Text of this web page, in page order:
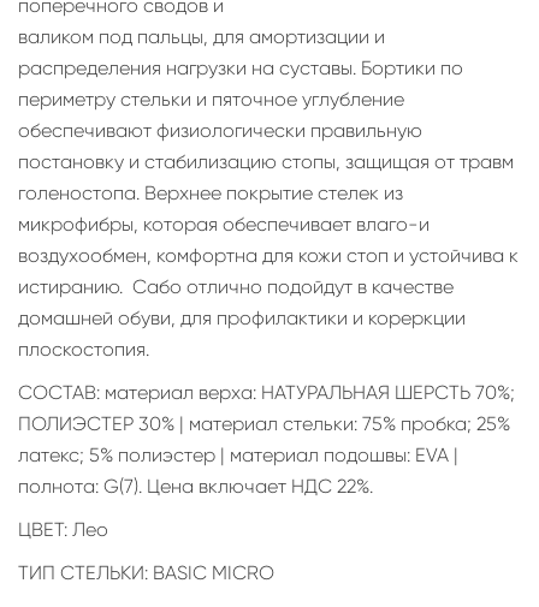
поперечного сводов и
валиком под пальцы, для амортизации и
распределения нагрузки на суставы. Бортики по
периметру стельки и пяточное углубление
обеспечивают физиологически правильную
постановку и стабилизацию стопы, защищая от травм
голеностопа. Верхнее покрытие стелек из
микрофибры, которая обеспечивает влаго-и
воздухообмен, комфортна для кожи стоп и устойчива к
истиранию. Сабо отлично подойдут в качестве
домашней обуви, для профилактики и кореркции
плоскостопия.
СОСТАВ: материал верха: НАТУРАЛЬНАЯ ШЕРСТЬ 70%;
ПОЛИЭСТЕР 30% | материал стельки: 75% пробка; 25%
латекс; 5% полиэстер | материал подошвы: EVA |
полнота: G(7). Цена включает НДС 22%.
ЦВЕТ: Лео
ТИП СТЕЛЬКИ: BASIC MICRO